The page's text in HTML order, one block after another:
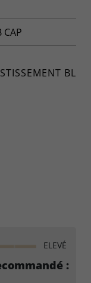
BL
ELEVÉ
: